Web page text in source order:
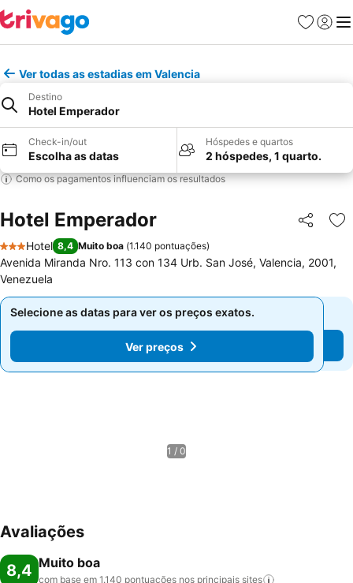
Favoritos
Iniciar
Ver todas as estadias em Valencia
Destino
Hotel Emperador
Check-in/out
Escolha as datas
Hóspedes e quartos
2 hóspedes, 1 quarto.
Como os pagamentos influenciam os resultados
Hotel Emperador Partilhar
3 Estrelas
Hotel 8,4 Muito boa (1.140 pontuações)
Avenida Miranda Nro. 113 con 134 Urb. San José, Valencia, 2001,
Venezuela
Selecione as datas para ver os preços exatos.
Ver preços
Selecione as datas para ver os preços exatos.
Ver preços
1 / 0
Avaliações
8,4 Muito boa
com base em 1.140 pontuações nos principais sites